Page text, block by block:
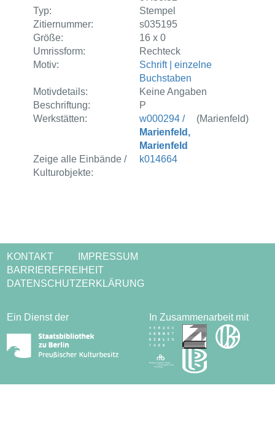
Typ:
Stempel
Zitiernummer:
s035195
Größe:
16 x 0
Umrissform:
Rechteck
Motiv:
Schrift | einzelne
Buchstaben
Motivdetails:
Keine Angaben
Beschriftung:
P
Werkstätten:
w000294 /
Marienfeld,
Marienfeld
(Marienfeld)
Zeige alle Einbände /
Kulturobjekte:
k014664
KONTAKT
IMPRESSUM
BARRIEREFREIHEIT
DATENSCHUTZERKLÄRUNG
Ein Dienst der In Zusammenarbeit mit